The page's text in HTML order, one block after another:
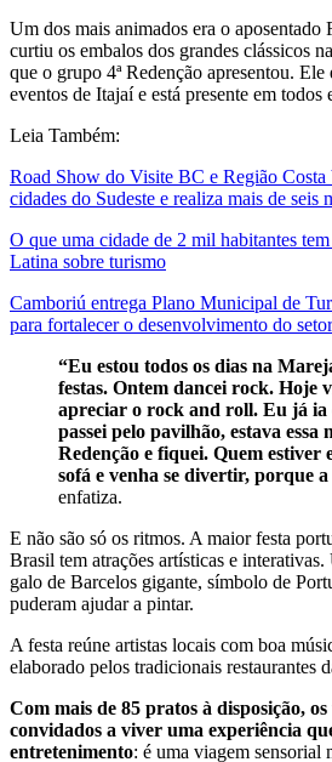
Um dos mais animados era o aposentado
curtiu os embalos dos grandes clássicos
que o grupo 4ª Redenção apresentou. Ele
eventos de Itajaí e está presente em todos
Leia Também:
Road Show do Visite BC e Região
cidades do Sudeste e realiza mais de seis
O que uma cidade de 2 mil habitantes
Latina sobre turismo
Camboriú entrega Plano Municipal de
para fortalecer o desenvolvimento do setor
“Eu estou todos os dias na
festas. Ontem dancei rock. Hoje
apreciar o rock and roll. Eu já ia
passei pelo pavilhão, estava essa
Redenção e fiquei. Quem estiver
sofá e venha se divertir, porque a
enfatiza.
E não são só os ritmos. A maior festa
Brasil tem atrações artísticas e
galo de Barcelos gigante, símbolo de
puderam ajudar a pintar.
A festa reúne artistas locais com boa
elaborado pelos tradicionais restaurantes
Com mais de 85 pratos à disposição, os
convidados a viver uma experiência
entretenimento: é uma viagem sensorial